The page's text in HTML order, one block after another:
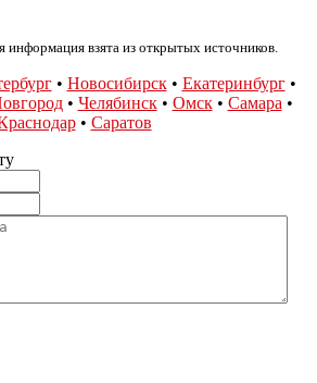
взята из открытых источников.
• Новосибирск• Екатеринбург•
• Челябинск• Омск• Самара •
• Саратов